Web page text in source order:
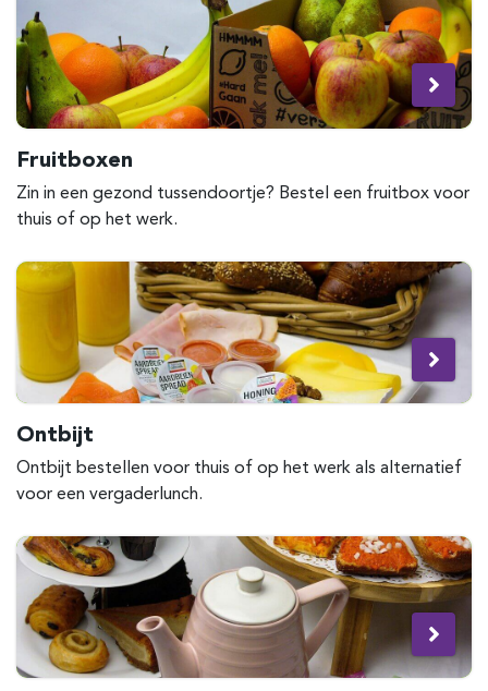
Fruitboxen
Zin in een gezond tussendoortje? Bestel een fruitbox voor
thuis of op het werk.
Ontbijt
Ontbijt bestellen voor thuis of op het werk als alternatief
voor een vergaderlunch.